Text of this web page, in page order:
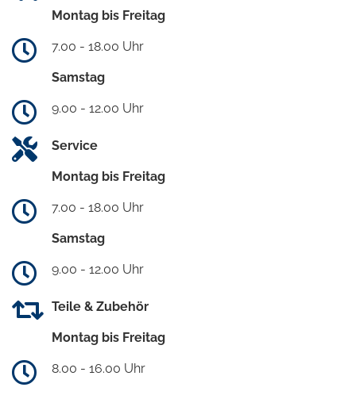
Montag bis Freitag
7.00 - 18.00 Uhr
Samstag
9.00 - 12.00 Uhr
Service
Montag bis Freitag
7.00 - 18.00 Uhr
Samstag
9.00 - 12.00 Uhr
Teile & Zubehör
Montag bis Freitag
8.00 - 16.00 Uhr